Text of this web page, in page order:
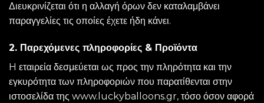
Διευκρινίζεται ότι η αλλαγή όρων δεν καταλαμβάνει
παραγγελίες τις οποίες έχετε ήδη κάνει.
2. Παρεχόμενες πληροφορίες & Προϊόντα
H εταιρεία δεσμεύεται ως προς την πληρότητα και την
εγκυρότητα των πληροφοριών που παρατίθενται στην
ιστοσελίδα της www.luckyballoons.gr, τόσο όσον αφορά